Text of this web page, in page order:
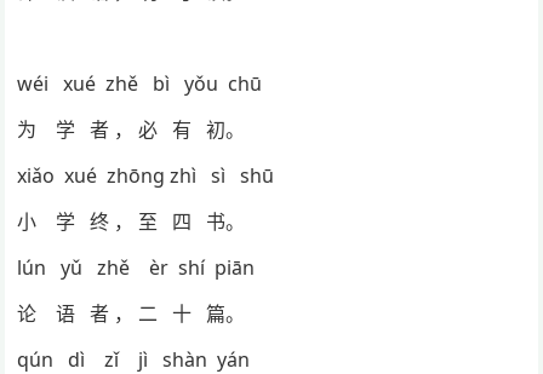
wéi xué zhě bì yǒu chū
为 学 者 ， 必 有 初。
xiǎo xué zhōng zhì sì shū
小 学 终 ， 至 四 书。
lún yǔ zhě èr shí piān
论 语 者 ， 二 十 篇。
qún dì zǐ jì shàn yán